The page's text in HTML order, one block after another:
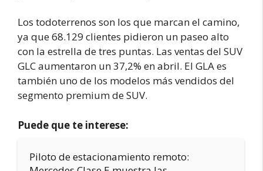
Los todoterrenos son los que marcan el camino,
ya que 68.129 clientes pidieron un paseo alto
con la estrella de tres puntas. Las ventas del SUV
GLC aumentaron un 37,2% en abril. El GLA es
también uno de los modelos más vendidos del
segmento premium de SUV.
Puede que te interese:
Piloto de estacionamiento remoto: